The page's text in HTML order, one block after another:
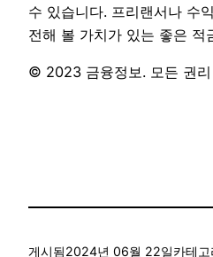
수 있습니다. 프리랜서나 수
전해 볼 가치가 있는 좋은 적
© 2023 금융정보. 모든 권
게시됨2024년 06월 22일카테고